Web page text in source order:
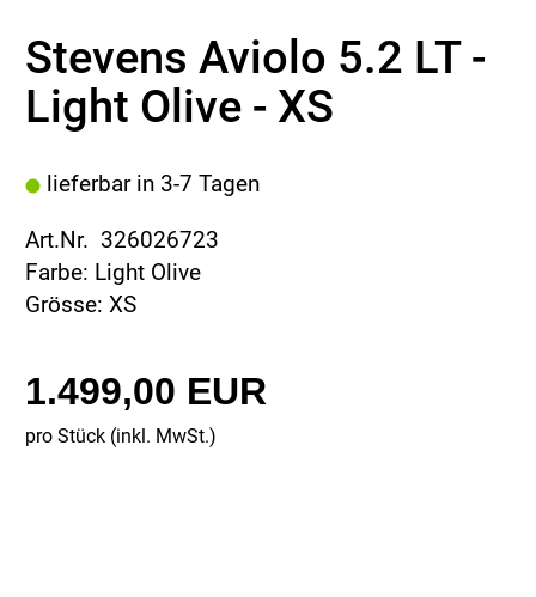
Stevens Aviolo 5.2 LT -
Light Olive - XS
lieferbar in 3-7 Tagen
Art.Nr. 326026723
Farbe: Light Olive
Grösse: XS
1.499,00 EUR
pro Stück (inkl. MwSt.)